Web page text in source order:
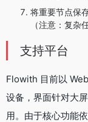
将重要节点保
（注意：复杂
支持平台
Flowith 目前以
设备，界面针对大
用。由于核心功能